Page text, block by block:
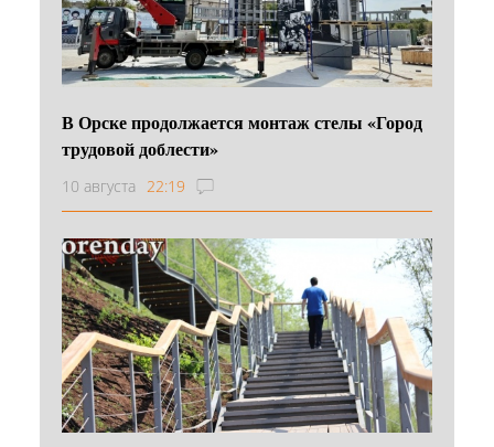
В Орске продолжается монтаж стелы «Город
трудовой доблести»
10 августа 22:19